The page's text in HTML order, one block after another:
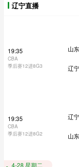
辽宁直播
19:35
CBA
季后赛12进8G3
山东
辽宁
19:35
CBA
季后赛12进8G2
辽宁
山东
4-28 星期二